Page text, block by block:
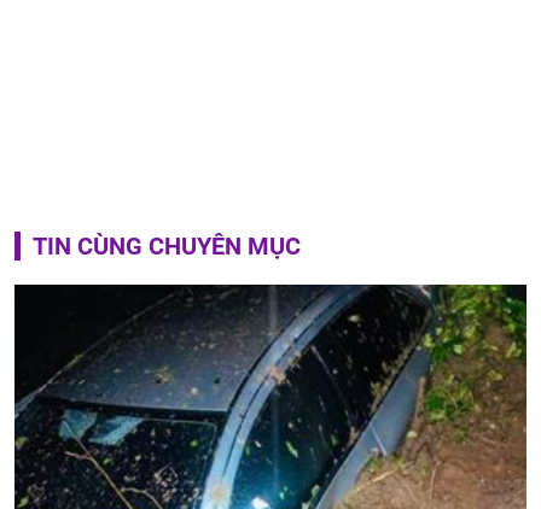
TIN CÙNG CHUYÊN MỤC